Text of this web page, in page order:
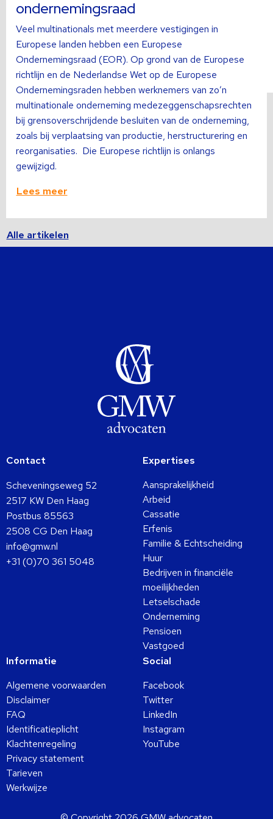
ondernemingsraad
Veel multinationals met meerdere vestigingen in
Europese landen hebben een Europese
Ondernemingsraad (EOR). Op grond van de Europese
richtlijn en de Nederlandse Wet op de Europese
Ondernemingsraden hebben werknemers van zo’n
multinationale onderneming medezeggenschapsrechten
bij grensoverschrijdende besluiten van de onderneming,
zoals bij verplaatsing van productie, herstructurering en
reorganisaties. Die Europese richtlijn is onlangs
gewijzigd.
Lees meer
Alle artikelen
Contact
Scheveningseweg 52
2517 KW Den Haag
Postbus 85563
2508 CG Den Haag
info@gmw.nl
+31 (0)70 361 5048
Expertises
Aansprakelijkheid
Arbeid
Cassatie
Erfenis
Familie & Echtscheiding
Huur
Bedrijven in financiële
moeilijkheden
Letselschade
Onderneming
Pensioen
Vastgoed
Informatie
Algemene voorwaarden
Disclaimer
FAQ
Identificatieplicht
Klachtenregeling
Privacy statement
Tarieven
Werkwijze
Social
Facebook
Twitter
LinkedIn
Instagram
YouTube